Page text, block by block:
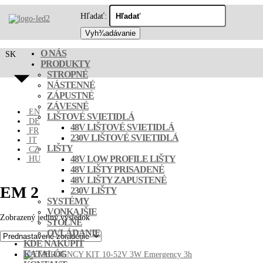
Hľadať:
SK
EN
DE
FR
IT
CZ
HU
O NÁS
PRODUKTY
STROPNÉ
NÁSTENNÉ
ZÁPUSTNÉ
ZÁVESNÉ
LIŠTOVÉ SVIETIDLÁ
48V LIŠTOVÉ SVIETIDLÁ
230V LIŠTOVÉ SVIETIDLÁ
LIŠTY
48V LOW PROFILE LIŠTY
48V LIŠTY PRISADENÉ
48V LIŠTY ZAPUSTENÉ
230V LIŠTY
SYSTÉMY
VONKAJŠIE
STOLNÉ
OVLÁDANIE
KDE NAKÚPIŤ
KATALÓG
EM 2
Zobrazený jediný výsledok